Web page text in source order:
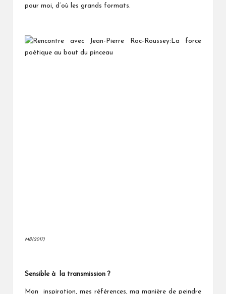
pour moi, d’où les grands formats.
MB(2017)
Sensible à la transmission ?
Mon inspiration, mes références, ma manière de peindre